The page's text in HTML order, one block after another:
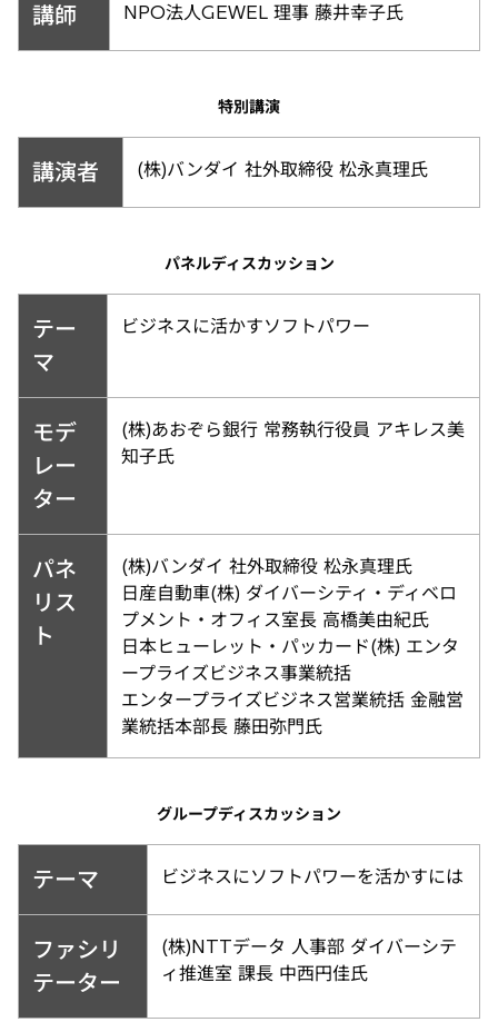
講師 NPO法人GEWEL 理事 藤井幸子氏
特別講演
講演者 (株)バンダイ 社外取締役 松永真理氏
パネルディスカッション
テー
マ
ビジネスに活かすソフトパワー
モデ
レー
ター
(株)あおぞら銀行 常務執行役員 アキレス美
知子氏
パネ
リス
ト
(株)バンダイ 社外取締役 松永真理氏
日産自動車(株) ダイバーシティ・ディベロ
プメント・オフィス室長 高橋美由紀氏
日本ヒューレット・パッカード(株) エンタ
ープライズビジネス事業統括
エンタープライズビジネス営業統括 金融営
業統括本部長 藤田弥門氏
グループディスカッション
テーマ ビジネスにソフトパワーを活かすには
ファシリ
テーター
(株)NTTデータ 人事部 ダイバーシテ
ィ推進室 課長 中西円佳氏